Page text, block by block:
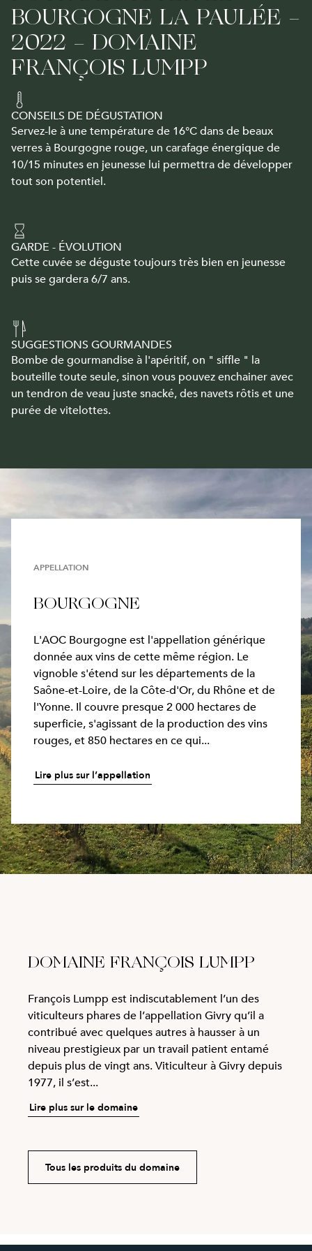
BOURGOGNE LA PAULÉE -
2022 - DOMAINE
FRANÇOIS LUMPP
CONSEILS DE DÉGUSTATION
Servez-le à une température de 16°C dans de beaux
verres à Bourgogne rouge, un carafage énergique de
10/15 minutes en jeunesse lui permettra de développer
tout son potentiel.
GARDE - ÉVOLUTION
Cette cuvée se déguste toujours très bien en jeunesse
puis se gardera 6/7 ans.
SUGGESTIONS GOURMANDES
Bombe de gourmandise à l'apéritif, on " siffle " la
bouteille toute seule, sinon vous pouvez enchainer avec
un tendron de veau juste snacké, des navets rôtis et une
purée de vitelottes.
APPELLATION
BOURGOGNE
L'AOC Bourgogne est l'appellation générique
donnée aux vins de cette même région. Le
vignoble s'étend sur les départements de la
Saône-et-Loire, de la Côte-d'Or, du Rhône et de
l'Yonne. Il couvre presque 2 000 hectares de
superficie, s'agissant de la production des vins
rouges, et 850 hectares en ce qui...
Lire plus sur l’appellation
DOMAINE FRANÇOIS LUMPP
François Lumpp est indiscutablement l’un des
viticulteurs phares de l’appellation Givry qu’il a
contribué avec quelques autres à hausser à un
niveau prestigieux par un travail patient entamé
depuis plus de vingt ans. Viticulteur à Givry depuis
1977, il s’est...
Lire plus sur le domaine
Tous les produits du domaine